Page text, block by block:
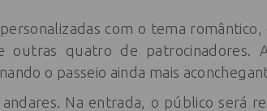
com o tema romântico,
outras quatro de patrocinadores.
o passeio ainda mais
Na entrada, o público será